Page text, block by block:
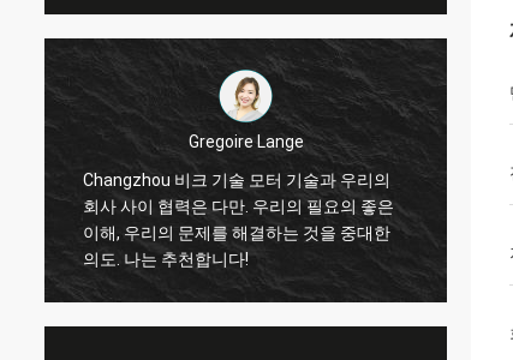
Gregoire Lange
Changzhou 비크 기술 모터 기술과 우리의
회사 사이 협력은 다만. 우리의 필요의 좋은
이해, 우리의 문제를 해결하는 것을 중대한
의도. 나는 추천합니다!
사